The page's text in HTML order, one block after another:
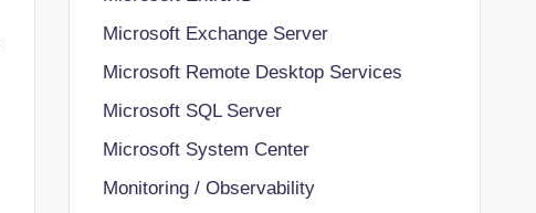
Microsoft Exchange Server
Microsoft Remote Desktop Services
Microsoft SQL Server
Microsoft System Center
Monitoring / Observability